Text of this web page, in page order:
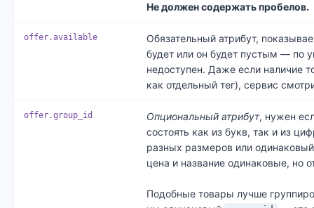
Не должен содержать пробелов.
offer.available
Обязательный атрибут,
будет или он будет пустым — по
недоступен. Даже если наличие
как отдельный тег), сервис
offer.group_id Опциональный атрибут, нужен
состоять как из букв, так и из
разных размеров или
цена и название одинаковые, но
Подобные товары лучше